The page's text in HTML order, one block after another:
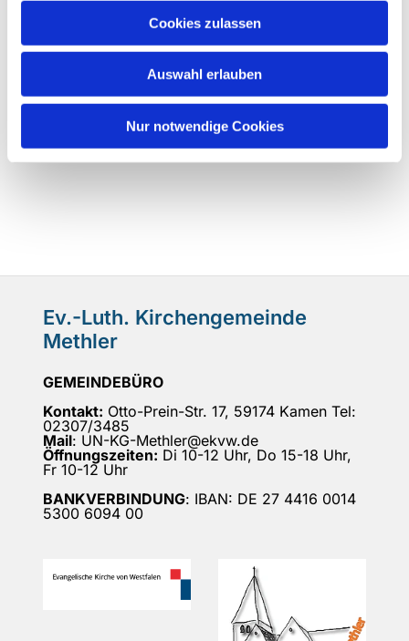
Cookies zulassen
Auswahl erlauben
Nur notwendige Cookies
Ev.-Luth. Kirchengemeinde
Methler
GEMEINDEBÜRO
Kontakt: Otto-Prein-Str. 17, 59174 Kamen Tel:
02307/3485
Mail: UN-KG-Methler@ekvw.de
Öffnungszeiten: Di 10-12 Uhr, Do 15-18 Uhr,
Fr 10-12 Uhr
BANKVERBINDUNG: IBAN: DE 27 4416 0014
5300 6094 00